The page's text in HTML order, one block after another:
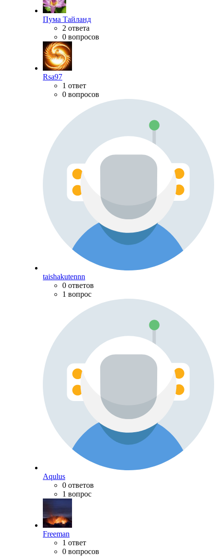
Пума Тайланд
2 ответа
0 вопросов
Rsa97
1 ответ
0 вопросов
taishakutennn
0 ответов
1 вопрос
Aqulus
0 ответов
1 вопрос
Freeman
1 ответ
0 вопросов